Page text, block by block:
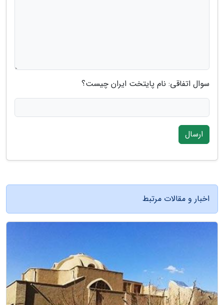
سوال اتفاقی: نام پایتخت ایران چیست؟
ارسال
اخبار و مقالات مرتبط